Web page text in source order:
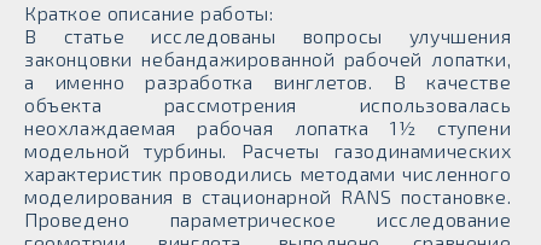
Краткое описание работы:
В статье исследованы вопросы улучшения
законцовки небандажированной рабочей лопатки,
а именно разработка винглетов. В качестве
объекта рассмотрения использовалась
неохлаждаемая рабочая лопатка 1½ ступени
модельной турбины. Расчеты газодинамических
характеристик проводились методами численного
моделирования в стационарной RANS постановке.
Проведено параметрическое исследование